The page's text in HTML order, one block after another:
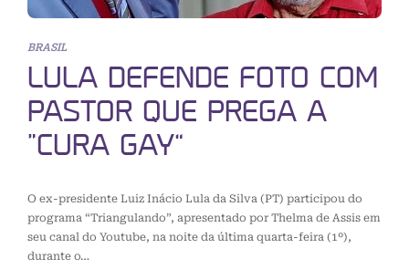
BRASIL
LULA DEFENDE FOTO COM
PASTOR QUE PREGA A
“CURA GAY”
O ex-presidente Luiz Inácio Lula da Silva (PT) participou do
programa “Triangulando”, apresentado por Thelma de Assis em
seu canal do Youtube, na noite da última quarta-feira (1º),
durante o…